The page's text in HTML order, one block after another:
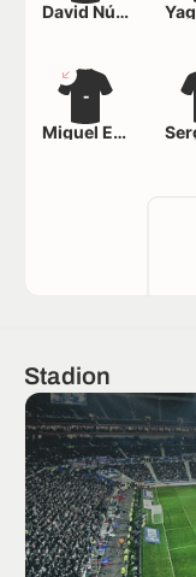
-
Miguel Estébanez
David Núñez
Stadion